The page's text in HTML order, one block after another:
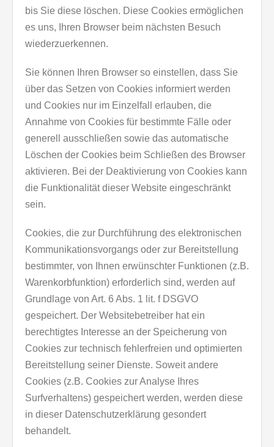
bis Sie diese löschen. Diese Cookies ermöglichen
es uns, Ihren Browser beim nächsten Besuch
wiederzuerkennen.
Sie können Ihren Browser so einstellen, dass Sie
über das Setzen von Cookies informiert werden
und Cookies nur im Einzelfall erlauben, die
Annahme von Cookies für bestimmte Fälle oder
generell ausschließen sowie das automatische
Löschen der Cookies beim Schließen des Browser
aktivieren. Bei der Deaktivierung von Cookies kann
die Funktionalität dieser Website eingeschränkt
sein.
Cookies, die zur Durchführung des elektronischen
Kommunikationsvorgangs oder zur Bereitstellung
bestimmter, von Ihnen erwünschter Funktionen (z.B.
Warenkorbfunktion) erforderlich sind, werden auf
Grundlage von Art. 6 Abs. 1 lit. f DSGVO
gespeichert. Der Websitebetreiber hat ein
berechtigtes Interesse an der Speicherung von
Cookies zur technisch fehlerfreien und optimierten
Bereitstellung seiner Dienste. Soweit andere
Cookies (z.B. Cookies zur Analyse Ihres
Surfverhaltens) gespeichert werden, werden diese
in dieser Datenschutzerklärung gesondert
behandelt.